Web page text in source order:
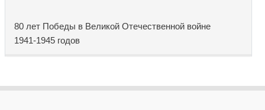
80 лет Победы в Великой Отечественной войне
1941-1945 годов